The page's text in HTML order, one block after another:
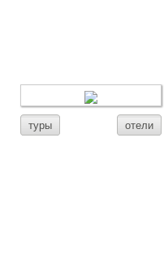
туры отели